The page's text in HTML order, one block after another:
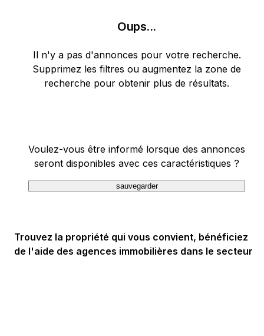
Oups...
Il n'y a pas d'annonces pour votre recherche.
Supprimez les filtres ou augmentez la zone de
recherche pour obtenir plus de résultats.
Voulez-vous être informé lorsque des annonces
seront disponibles avec ces caractéristiques ?
sauvegarder
Trouvez la propriété qui vous convient, bénéficiez
de l'aide des agences immobilières dans le secteur